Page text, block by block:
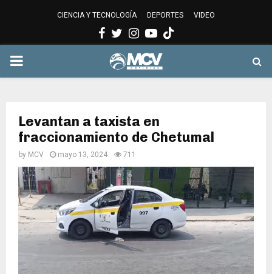
CIENCIA Y TECNOLOGÍA DEPORTES VIDEO
Facebook
Twitter
Instagram
Youtube
PRIMARY
Levantan a taxista en
fraccionamiento de Chetumal
by MCV mayo 13, 2024 711